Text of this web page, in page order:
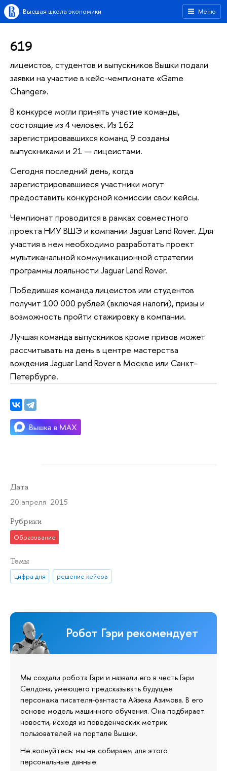
Меню
Высшая школа экономики
619
лицеистов, студентов и выпускников Вышки подали
заявки на участие в кейс-чемпионате «Game
Changer».
В конкурсе могли принять участие команды,
состоящие из 4 человек. Из 162
зарегистрировавшихся команд 9 созданы
выпускниками и 21 — лицеистами.
Сегодня последний день, когда
зарегистрировавшиеся участники могут
предоставить конкурсной комиссии свои кейсы.
Чемпионат проводится в рамках совместного
проекта НИУ ВШЭ и компании Jaguar Land Rover. Для
участия в нем необходимо разработать проект
мультиканальной коммуникационной стратегии
программы лояльности Jaguar Land Rover.
Победившая команда лицеистов или студентов
получит 100 000 рублей (включая налоги), призы и
возможность пройти стажировку в компании.
Лучшая команда выпускников кроме призов может
рассчитывать на день в центре мастерства
вождения Jaguar Land Rover в Москве или Санкт-
Петербурге.
Дата
20 апреля 2015
Рубрики
Образование
Темы
цифра дня решение кейсов
Робот Гэри рекомендует
Мы создали робота Гэри и назвали его в честь Гэри
Селдона, умеющего предсказывать будущее
персонажа писателя-фантаста Айзека Азимова. В его
основе модель машинного обучения. Она подбирает
новости, исходя из поведенческих метрик
пользователей на портале Вышки.
Не волнуйтесь: мы не собираем для этого
персональные данные.